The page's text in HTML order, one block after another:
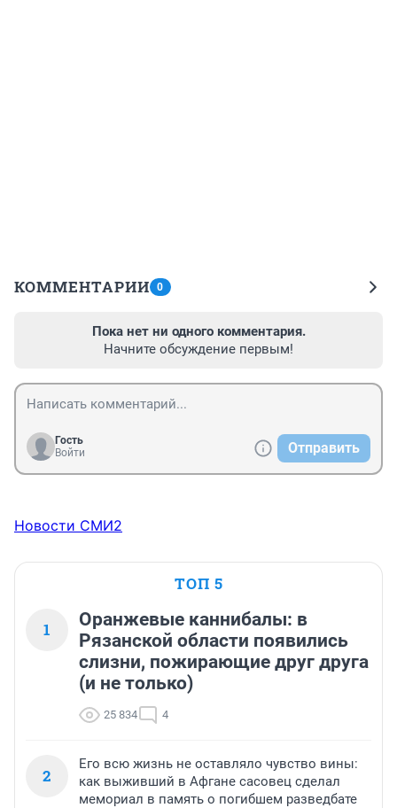
КОММЕНТАРИИ 0
Пока нет ни одного комментария.
Начните обсуждение первым!
Гость
Войти
Отправить
Новости СМИ2
ТОП 5
1
Оранжевые каннибалы: в
Рязанской области появились
слизни, пожирающие друг друга
(и не только)
25 834 4
2
Его всю жизнь не оставляло чувство вины:
как выживший в Афгане сасовец сделал
мемориал в память о погибшем разведбате